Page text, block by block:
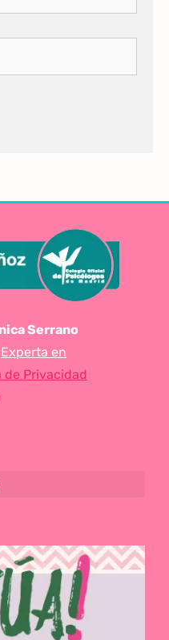
Serrano
Experta en
de Privacidad